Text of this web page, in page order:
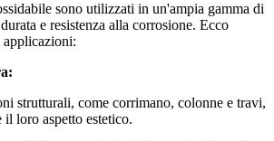
sono utilizzati in un'ampia gamma di
e resistenza alla corrosione. Ecco
strutturali, come corrimano, colonne e travi,
il loro aspetto estetico.